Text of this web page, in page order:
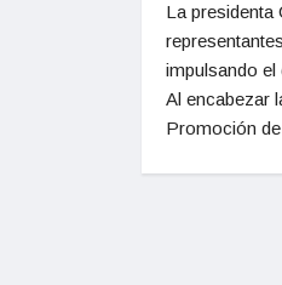
La presidenta
impulsando
Al encabezar
Promoción